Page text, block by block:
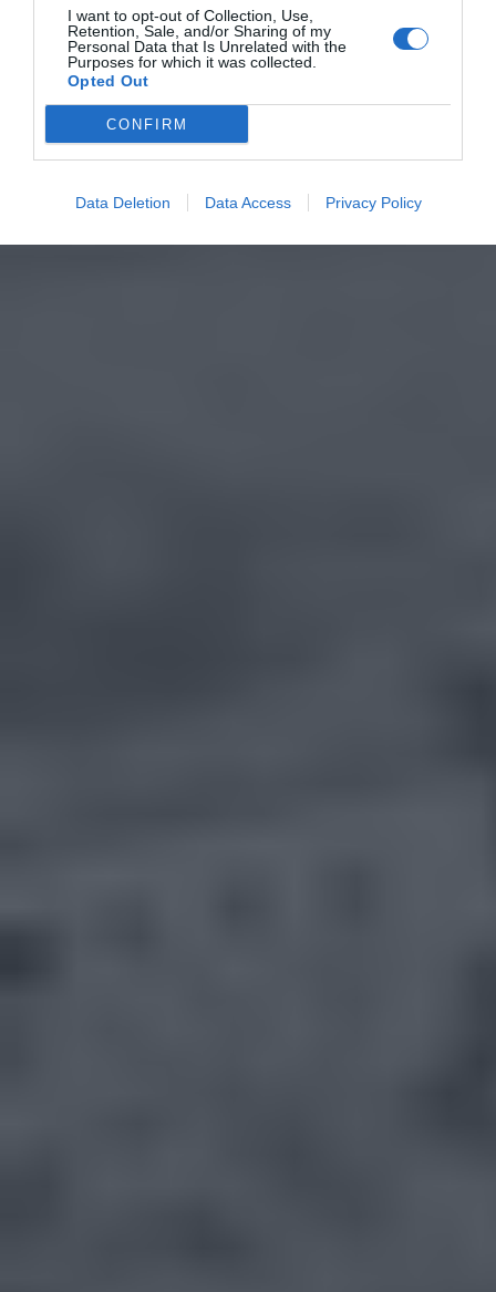
I want to opt-out of Collection, Use,
Retention, Sale, and/or Sharing of my
Personal Data that Is Unrelated with the
Purposes for which it was collected.
Opted Out
CONFIRM
Data Deletion Data Access Privacy Policy